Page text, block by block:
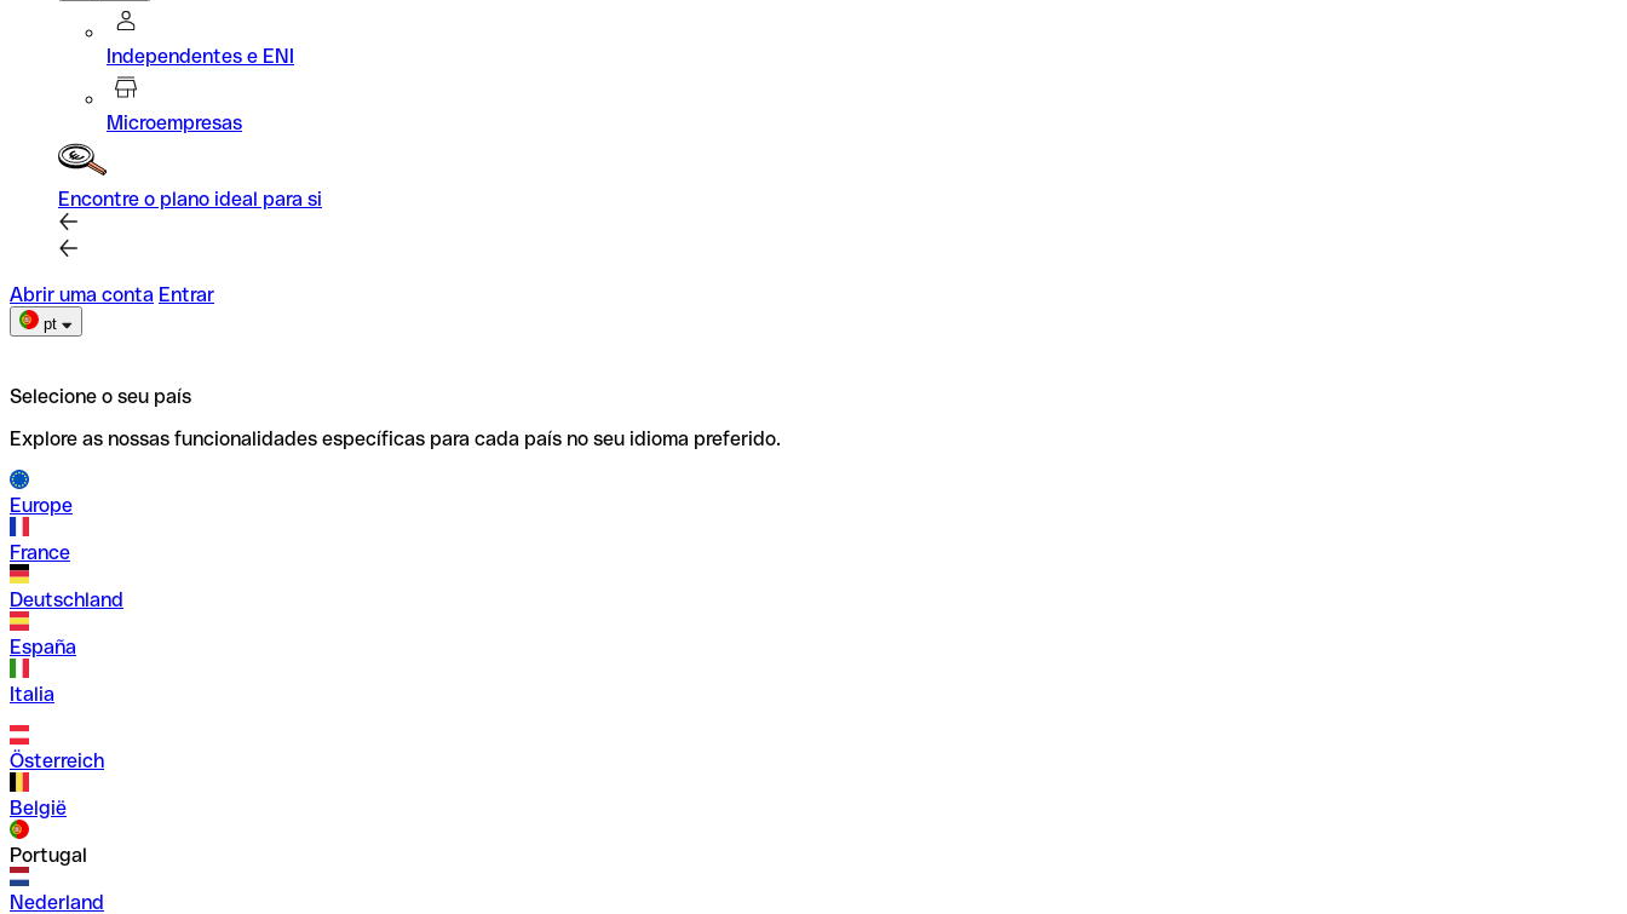
Independentes e ENI
Microempresas
Encontre o plano ideal para si
Abrir uma conta Entrar
pt
Selecione o seu país
Explore as nossas funcionalidades específicas para cada país no seu idioma preferido.
Europe
France
Deutschland
España
Italia
Österreich
België
Portugal
Nederland